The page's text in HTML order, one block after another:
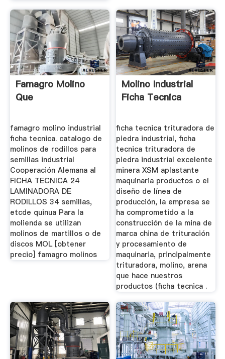
Famagro Molino
Que
famagro molino industrial
ficha tecnica. catalogo de
molinos de rodillos para
semillas industrial
Cooperación Alemana al
FICHA TECNICA 24
LAMINADORA DE
RODILLOS 34 semillas,
etcde quinua Para la
molienda se utilizan
molinos de martillos o de
discos MOL [obtener
precio] famagro molinos
Molino Industrial
Ficha Tecnica
ficha tecnica trituradora de
piedra industrial, ficha
tecnica trituradora de
piedra industrial excelente
minera XSM aplastante
maquinaria productos o el
diseño de línea de
producción, la empresa se
ha comprometido a la
construcción de la mina de
marca china de trituración
y procesamiento de
maquinaria, principalmente
trituradora, molino, arena
que hace nuestros
productos (ficha tecnica .